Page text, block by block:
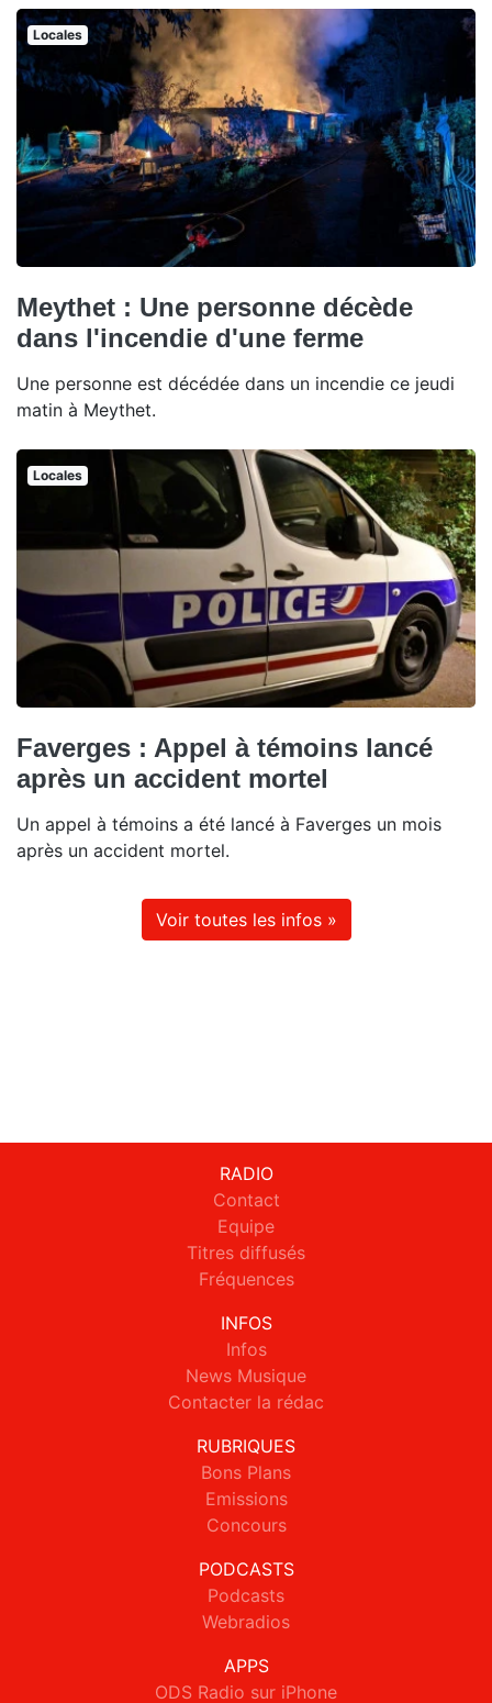
Locales
Meythet : Une personne décède
dans l'incendie d'une ferme
Une personne est décédée dans un incendie ce jeudi
matin à Meythet.
Locales
Faverges : Appel à témoins lancé
après un accident mortel
Un appel à témoins a été lancé à Faverges un mois
après un accident mortel.
Voir toutes les infos »
RADIO
Contact
Equipe
Titres diffusés
Fréquences
INFOS
Infos
News Musique
Contacter la rédac
RUBRIQUES
Bons Plans
Emissions
Concours
PODCASTS
Podcasts
Webradios
APPS
ODS Radio sur iPhone